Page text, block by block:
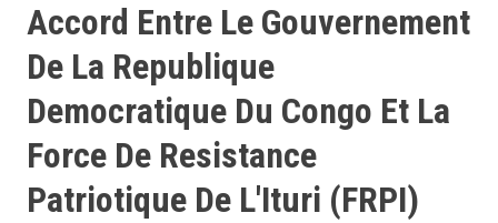
Accord Entre Le Gouvernement
De La Republique
Democratique Du Congo Et La
Force De Resistance
Patriotique De L'Ituri (FRPI)